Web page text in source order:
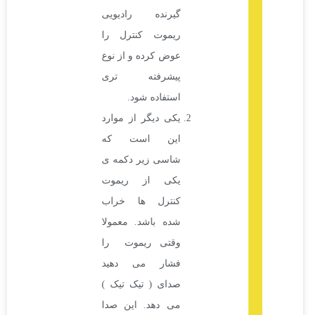
گیرنده رادیویی
ریموت کنترل را
عوض کرده و از نوع
پیشرفته تری
یکی دیگر از موارد
این است که
شاسی زیر دکمه ی
یکی از ریموت
کنترل ها خراب
شده باشد. معمولا
وقتی ریموت را
فشار می دهید
صدای ( تیک تیک )
می دهد. این صدا